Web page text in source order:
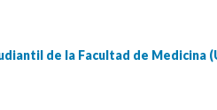
de la Facultad de Medicina